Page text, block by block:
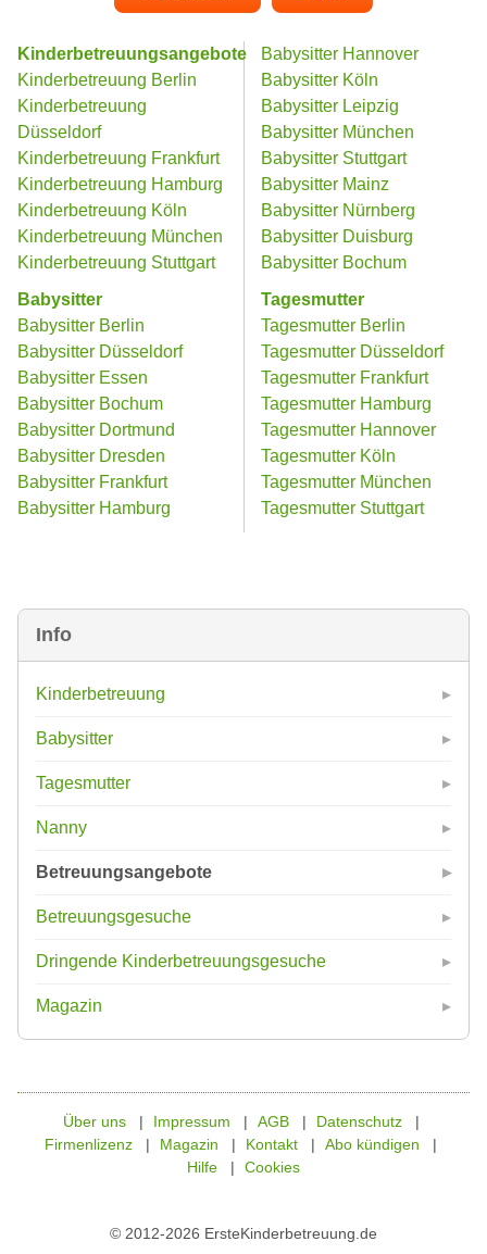
Info
Kinderbetreuung
Babysitter
Tagesmutter
Nanny
Betreuungsangebote
Betreuungsgesuche
Dringende Kinderbetreuungsgesuche
Magazin
Kinderbetreuungsangebote
Kinderbetreuung Berlin
Kinderbetreuung
Düsseldorf
Kinderbetreuung Frankfurt
Kinderbetreuung Hamburg
Kinderbetreuung Köln
Kinderbetreuung München
Kinderbetreuung Stuttgart
Babysitter
Babysitter Berlin
Babysitter Düsseldorf
Babysitter Essen
Babysitter Bochum
Babysitter Dortmund
Babysitter Dresden
Babysitter Frankfurt
Babysitter Hamburg
Babysitter Hannover
Babysitter Köln
Babysitter Leipzig
Babysitter München
Babysitter Stuttgart
Babysitter Mainz
Babysitter Nürnberg
Babysitter Duisburg
Babysitter Bochum
Tagesmutter
Tagesmutter Berlin
Tagesmutter Düsseldorf
Tagesmutter Frankfurt
Tagesmutter Hamburg
Tagesmutter Hannover
Tagesmutter Köln
Tagesmutter München
Tagesmutter Stuttgart
© 2012-2026 ErsteKinderbetreuung.de
Über uns Impressum AGB
Datenschutz
Firmenlizenz
Magazin Kontakt
Abo kündigen
Hilfe
Cookies